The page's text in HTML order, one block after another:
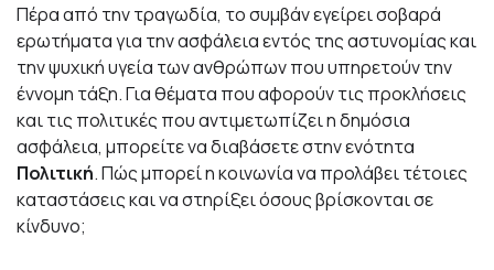
Πέρα από την τραγωδία, το συμβάν εγείρει σοβαρά
ερωτήματα για την ασφάλεια εντός της αστυνομίας και
την ψυχική υγεία των ανθρώπων που υπηρετούν την
έννομη τάξη. Για θέματα που αφορούν τις προκλήσεις
και τις πολιτικές που αντιμετωπίζει η δημόσια
ασφάλεια, μπορείτε να διαβάσετε στην ενότητα
Πολιτική. Πώς μπορεί η κοινωνία να προλάβει τέτοιες
καταστάσεις και να στηρίξει όσους βρίσκονται σε
κίνδυνο;